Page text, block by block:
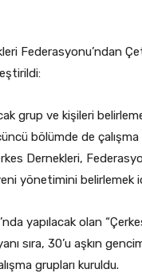
Federasyonu’ndan
grup ve kişileri
bölümde de çalışma
Dernekleri,
yönetimini belirlemek
yapılacak olan
sıra, 30’u aşkın
grupları kuruldu.